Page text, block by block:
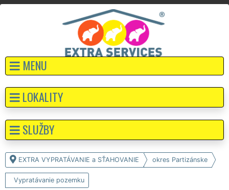
MENU
EXTRA VYPRATÁVANIE a SŤAHOVANIE okres Partizánske
Vypratávanie pozemku
LOKALITY
SLUŽBY